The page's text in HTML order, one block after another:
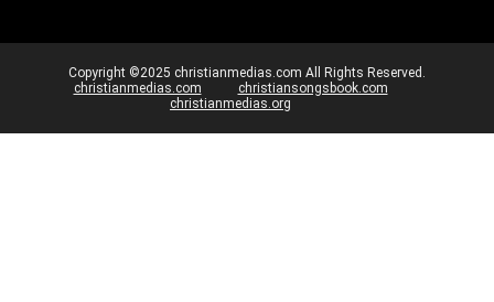
Copyright ©2025 christianmedias.com All Rights Reserved.
christianmedias.com
christiansongsbook.com
christianmedias.org